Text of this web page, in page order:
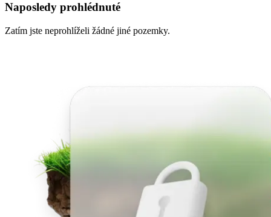
Naposledy prohlédnuté
Zatím jste neprohlíželi žádné jiné pozemky.